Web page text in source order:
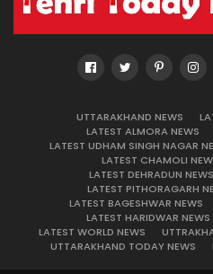
UTTARAKHAND NEWS
LATEST ALMORA NEWS
LATEST UDHAM SINGH NAGAR
LATEST CHAMOLI
LATEST DEHRADUN NEWS
LATEST PITHORAGARH
LATEST BAGESHWAR NEWS
LATEST HARIDWAR NEWS
LATEST WORLD NEWS
UTTARAKHAND TODAY NEWS